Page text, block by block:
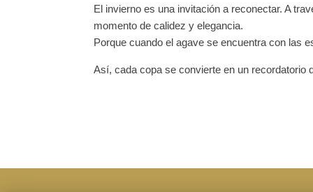
El invierno es una invitación a reconectar. A
momento de calidez y elegancia.
Porque cuando el agave se encuentra con las
Así, cada copa se convierte en un recordatorio